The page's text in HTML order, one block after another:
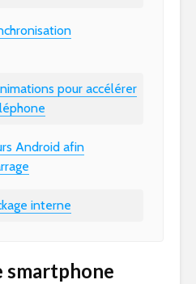
pour accélérer
Android afin
interne
smartphone